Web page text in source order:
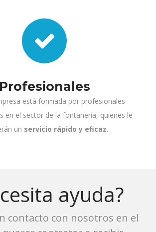
Profesionales
está formada por profesionales
en el sector de la fontanería, quienes le
un servicio rápido y eficaz.
ayuda?
contacto con nosotros en el